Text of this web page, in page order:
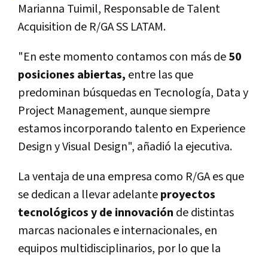
Marianna Tuimil, Responsable de Talent
Acquisition de R/GA SS LATAM.
"En este momento contamos con más de50
posiciones abiertas, entre las que
predominan búsquedas en Tecnología, Data y
Project Management, aunque siempre
estamos incorporando talento en Experience
Design y Visual Design", añadió la ejecutiva.
La ventaja de una empresa como R/GA es que
se dedican a llevar adelanteproyectos
tecnológicos y de innovación de distintas
marcas nacionales e internacionales, en
equipos multidisciplinarios, por lo que la